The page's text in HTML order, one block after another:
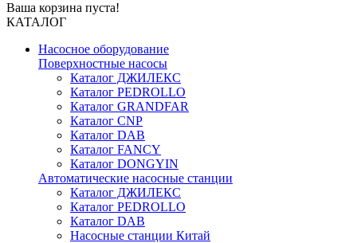
Ваша корзина пуста!
КАТАЛОГ
Насосное оборудование
Поверхностные насосы
Каталог ДЖИЛЕКС
Каталог PEDROLLO
Каталог GRANDFAR
Каталог CNP
Каталог DAB
Каталог FANCY
Каталог DONGYIN
Автоматические насосные станции
Каталог ДЖИЛЕКС
Каталог PEDROLLO
Каталог DAB
Насосные станции Китай